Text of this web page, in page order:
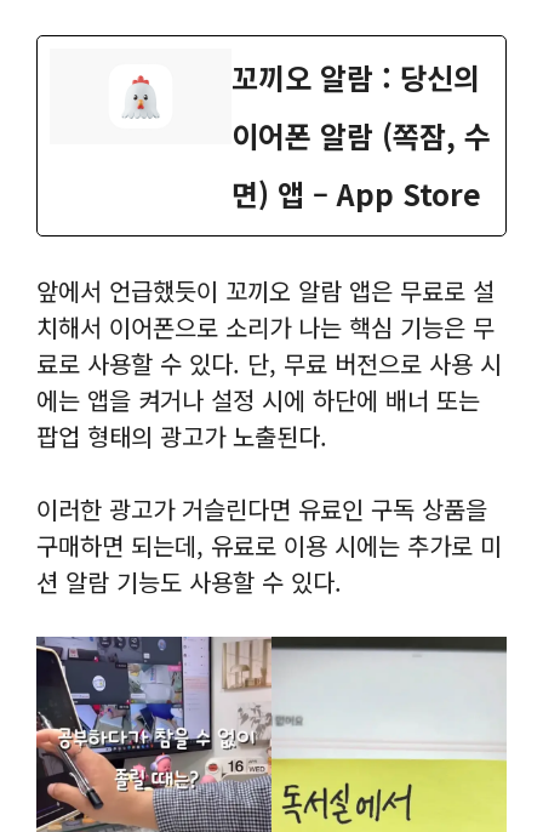
꼬끼오 알람 : 당신의
이어폰 알람 (쪽잠, 수
면) 앱 – App Store
앞에서 언급했듯이 꼬끼오 알람 앱은 무료로 설
치해서 이어폰으로 소리가 나는 핵심 기능은 무
료로 사용할 수 있다. 단, 무료 버전으로 사용 시
에는 앱을 켜거나 설정 시에 하단에 배너 또는
팝업 형태의 광고가 노출된다.
이러한 광고가 거슬린다면 유료인 구독 상품을
구매하면 되는데, 유료로 이용 시에는 추가로 미
션 알람 기능도 사용할 수 있다.